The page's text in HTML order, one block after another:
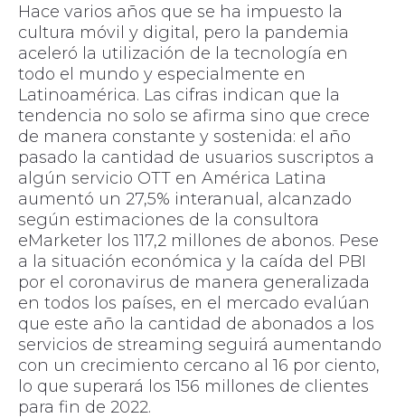
Hace varios años que se ha impuesto la
cultura móvil y digital, pero la pandemia
aceleró la utilización de la tecnología en
todo el mundo y especialmente en
Latinoamérica. Las cifras indican que la
tendencia no solo se afirma sino que crece
de manera constante y sostenida: el año
pasado la cantidad de usuarios suscriptos a
algún servicio OTT en América Latina
aumentó un 27,5% interanual, alcanzado
según estimaciones de la consultora
eMarketer los 117,2 millones de abonos. Pese
a la situación económica y la caída del PBI
por el coronavirus de manera generalizada
en todos los países, en el mercado evalúan
que este año la cantidad de abonados a los
servicios de streaming seguirá aumentando
con un crecimiento cercano al 16 por ciento,
lo que superará los 156 millones de clientes
para fin de 2022.